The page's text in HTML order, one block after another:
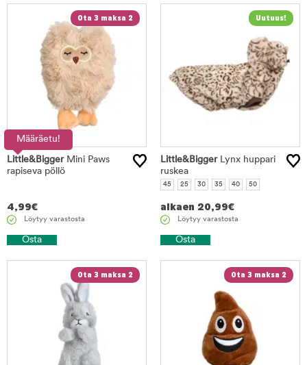
Ota 3 maksa 2
Määräetu!
Little&BiggerMini Paws
rapiseva pöllö
4,99€
Löytyy varastosta
Osta
Little&BiggerLynx huppari
ruskea
45 25 30 35 40 50
alkaen 20,99€
Löytyy varastosta
Osta
Ota 3 maksa 2 Ota 3 maksa 2